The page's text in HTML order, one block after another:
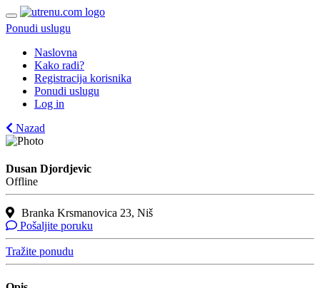
Ponudi uslugu
Naslovna
Kako radi?
Registracija korisnika
Ponudi uslugu
Log in
Nazad
Dusan Djordjevic
Offline
Branka Krsmanovica 23, Niš
Pošaljite poruku
Tražite ponudu